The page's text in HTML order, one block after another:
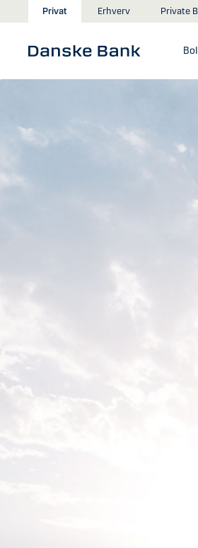
Gå til hovedindhold
Privat Erhverv Private